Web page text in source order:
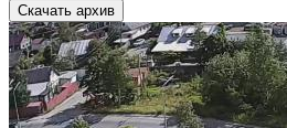
Скачать архив